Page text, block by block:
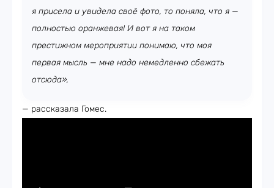
я присела и увидела своё фото, то поняла, что я —
полностью оранжевая! И вот я на таком
престижном мероприятии понимаю, что моя
первая мысль — мне надо немедленно сбежать
отсюда»,
— рассказала Гомес.